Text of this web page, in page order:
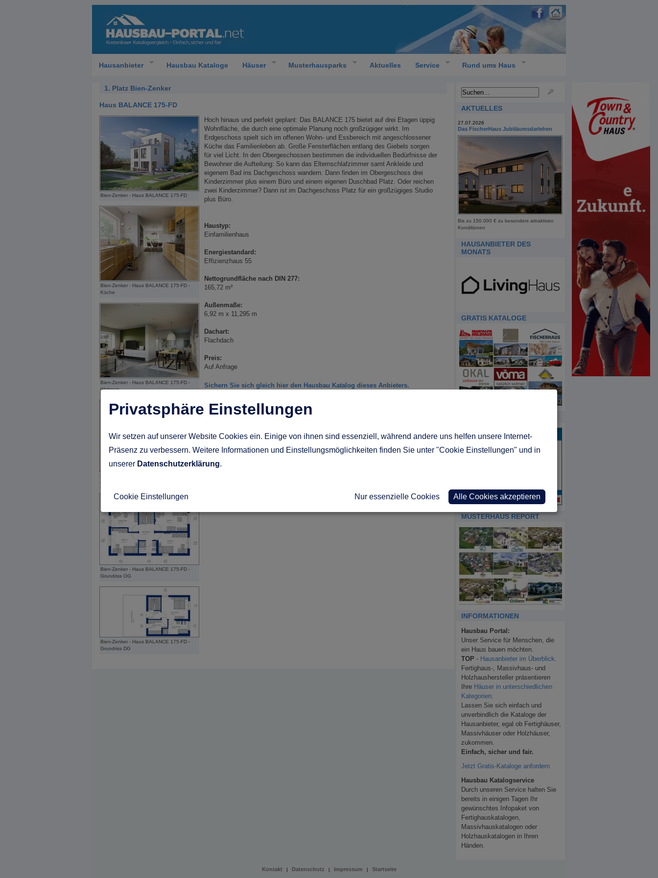
Hausanbieter Hausbau Kataloge Häuser Musterhausparks Aktuelles Service Rund ums Haus
1. Platz Bien-Zenker
Haus BALANCE 175-FD
Bien-Zenker - Haus BALANCE 175-FD
Bien-Zenker - Haus BALANCE 175-FD -
Küche
Bien-Zenker - Haus BALANCE 175-FD -
Wohnen
Grundriss EG
Bien-Zenker - Haus BALANCE 175-FD -
Grundriss OG
Bien-Zenker - Haus BALANCE 175-FD -
Grundriss DG
Hoch hinaus und perfekt geplant: Das BALANCE 175 bietet auf drei Etagen üppig
Wohnfläche, die durch eine optimale Planung noch großzügiger wirkt. Im
Erdgeschoss spielt sich im offenen Wohn- und Essbereich mit angeschlossener
Küche das Familienleben ab. Große Fensterflächen entlang des Giebels sorgen
für viel Licht. In den Obergeschossen bestimmen die individuellen Bedürfnisse der
Bewohner die Aufteilung: So kann das Elternschlafzimmer samt Ankleide und
eigenem Bad ins Dachgeschoss wandern. Dann finden im Obergeschoss drei
Kinderzimmer plus einem Büro und einem eigenen Duschbad Platz. Oder reichen
zwei Kinderzimmer? Dann ist im Dachgeschoss Platz für ein großzügiges Studio
plus Büro.
Haustyp:
Einfamilienhaus
Energiestandard:
Effizienzhaus 55
Nettogrundfläche nach DIN 277:
165,72 m²
Außenmaße:
6,92 m x 11,295 m
Dachart:
Flachdach
Preis:
Auf Anfrage
Sichern Sie sich gleich hier den Hausbau Katalog dieses Anbieters.
zurück zu: Hausbau Design Award 2022
AKTUELLES
27.07.2026
Das FischerHaus Jubiläumsdarlehen
Bis zu 150.000 € zu besonders attraktiven
Konditionen
HAUSANBIETER DES
MONATS
GRATIS KATALOGE
MUSTERHAUS REPORT
INFORMATIONEN
Hausbau Portal:
Unser Service für Menschen, die
ein Haus bauen möchten.
TOP - Hausanbieter im Überblick
Fertighaus-, Massivhaus- und
Holzhaushersteller präsentieren
Ihre Häuser in unterschiedlichen
Kategorien
Lassen Sie sich einfach und
unverbindlich die Kataloge der
Hausanbieter, egal ob Fertighäuser,
Massivhäuser oder Holzhäuser,
zukommen.
Einfach, sicher und fair.
Jetzt Gratis-Kataloge anfordern
Hausbau Katalogservice
Durch unseren Service halten Sie
bereits in einigen Tagen Ihr
gewünschtes Infopaket von
Fertighauskatalogen,
Massivhauskatalogen oder
Holzhauskatalogen in Ihren
Händen.
Kontakt | Datenschutz | Impressum | Startseite
Privatsphäre Einstellungen
Wir setzen auf unserer Website Cookies ein. Einige von ihnen sind essenziell, während andere uns helfen unsere Internet-
Präsenz zu verbessern. Weitere Informationen und Einstellungsmöglichkeiten finden Sie unter "Cookie Einstellungen" und in
unserer Datenschutzerklärung.
Cookie Einstellungen Nur essenzielle Cookies Alle Cookies akzeptieren